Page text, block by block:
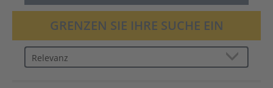
GRENZEN SIE IHRE SUCHE EIN